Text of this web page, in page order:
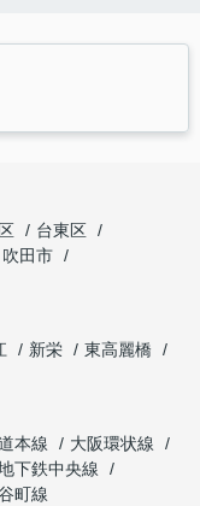
台東区
吹田市
新栄
東高麗橋
本線
大阪環状線
下鉄中央線
町線